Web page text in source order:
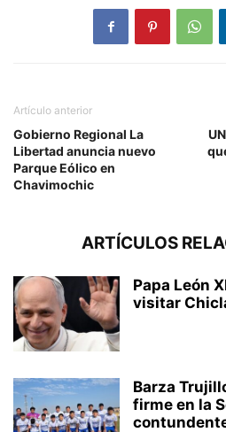
Artículo anterior
Gobierno Regional La
Libertad anuncia nuevo
Parque Eólico en
Chavimochic
ARTÍCULOS
Papa León
visitar
Barza
firme en la